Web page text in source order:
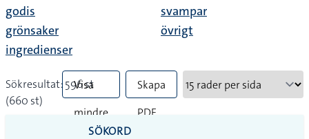
godis
grönsaker
ingredienser
svampar
övrigt
Sökresultat: 596 st
(660 st)
Visa
mindre
Skapa
PDF
SÖKORD